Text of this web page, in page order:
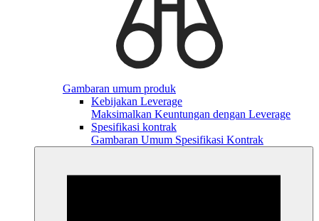
Gambaran umum produk
Kebijakan Leverage
Maksimalkan Keuntungan dengan Leverage
Spesifikasi kontrak
Gambaran Umum Spesifikasi Kontrak